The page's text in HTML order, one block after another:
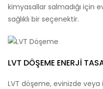
kimyasallar salmadığı için
sağlıklı bir seçenektir.
LVT DÖŞEME ENERJI
LVT döşeme, evinizde